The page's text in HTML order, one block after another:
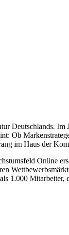
Deutschlands.
Ob
im Haus der
Online
1.000